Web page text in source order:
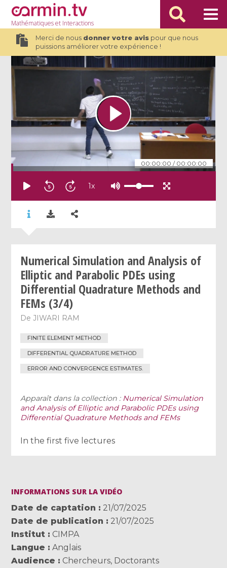
Mathématiqueset Interactions
Merci de nous donner votre avispour que nous
puissions améliorer votre expérience !
00:00:00 / 00:00:00
1x
Numerical Simulation and Analysis of
Elliptic and Parabolic PDEs using
Differential Quadrature Methods and
FEMs (3/4)
DeJIWARI RAM
FINITE ELEMENT METHOD
DIFFERENTIAL QUADRATURE METHOD
ERROR AND CONVERGENCE ESTIMATES.
Apparaît dans la collection : Numerical Simulation
and Analysis of Elliptic and Parabolic PDEs using
Differential Quadrature Methods and FEMs
In the first five lectures
INFORMATIONS SUR LA VIDÉO
Date de captation
21/07/2025
Date de publication
21/07/2025
Institut
CIMPA
Langue
Anglais
Audience
Chercheurs, Doctorants